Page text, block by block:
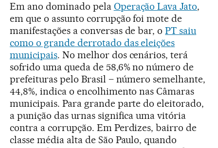
Em ano dominado pela Operação Lava Jato,
em que o assunto corrupção foi mote de
manifestações a conversas de bar, oPT saiu
como o grande derrotado das eleições
municipais. No melhor dos cenários, terá
sofrido uma queda de 58,6% no número de
prefeituras pelo Brasil – número semelhante,
44,8%, indica o encolhimento nas Câmaras
municipais. Para grande parte do eleitorado,
a punição das urnas significa uma vitória
contra a corrupção. Em Perdizes, bairro de
classe média alta de São Paulo, quando